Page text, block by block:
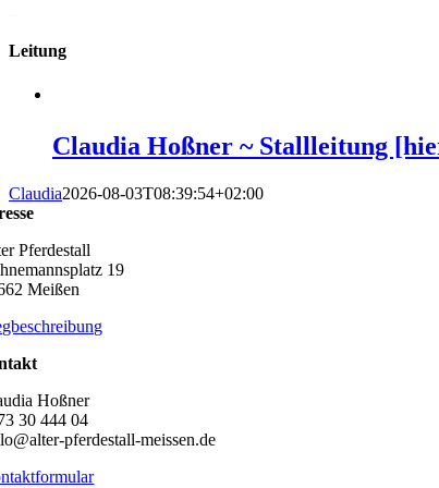
Leitung
Claudia Hoßner ~ Stallleitung
Claudia2026-08-03T08:39:54+02:00
Pferdestall
19
Meißen
Hoßner
30 444 04
pferdestall-meissen.de